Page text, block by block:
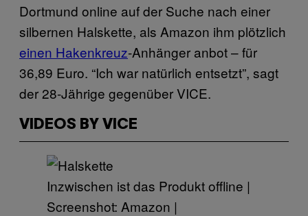
Dortmund online auf der Suche nach einer
silbernen Halskette, als Amazon ihm plötzlich
einen Hakenkreuz-Anhänger anbot – für
36,89 Euro. “Ich war natürlich entsetzt”, sagt
der 28-Jährige gegenüber VICE.
VIDEOS BY VICE
Inzwischen ist das Produkt offline |
Screenshot: Amazon |